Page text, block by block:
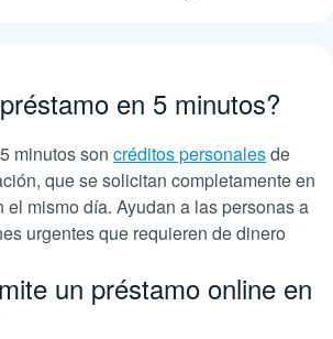
en 5 minutos?
minutos son créditos personalesde
que se solicitan completamente en
el mismo día. Ayudan a las personas a
urgentes que requieren de dinero
un préstamo online en